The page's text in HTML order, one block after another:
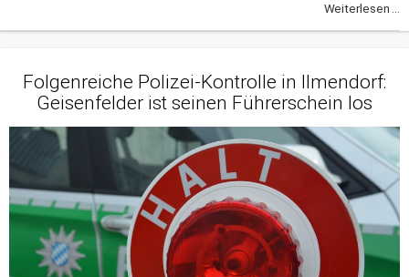
Weiterlesen ...
Folgenreiche Polizei-Kontrolle in Ilmendorf:
Geisenfelder ist seinen Führerschein los